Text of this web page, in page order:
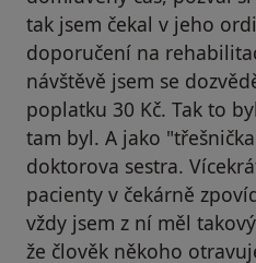
tak jsem čekal v jeho
doporučení na
návštěvě jsem se
poplatku 30 Kč. Tak to
tam byl. A jako
doktorova sestra.
pacienty v čekárně
vždy jsem z ní měl
že člověk někoho